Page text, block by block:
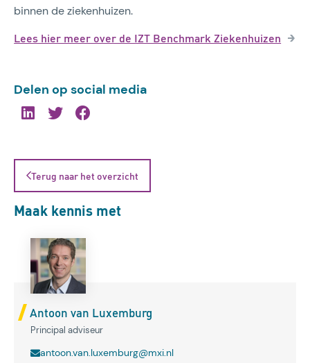
binnen de ziekenhuizen.
Lees hier meer over de IZT Benchmark Ziekenhuizen
Delen op social media
Terug naar het overzicht
Maak kennis met
Antoon van Luxemburg
Principal adviseur
antoon.van.luxemburg@mxi.nl